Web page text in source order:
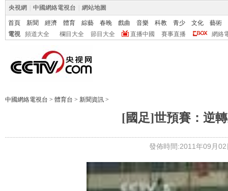
央視網 中國網絡電視台 網站地圖
首頁 新聞 經濟 體育 綜藝 春晚 戲曲 音樂 科教 青少 文化
藝術
電視
頻道大全 欄目大全 節目大全 直播中國 賽事直播 網絡
中國網絡電視台 > 體育台 > 新聞資訊 >
[國足]世預賽：逆
發佈時間:2011年09月